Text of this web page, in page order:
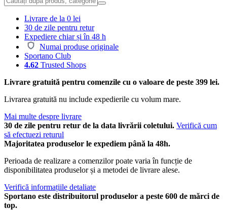
Livrare de la 0 lei
30 de zile pentru retur
Expediere chiar și în 48 h
Numai produse originale
Sportano Club
4.62 Trusted Shops
Livrare gratuită pentru comenzile cu o valoare de peste 399 lei.
Livrarea gratuită nu include expedierile cu volum mare.
Mai multe despre livrare
30 de zile pentru retur de la data livrării coletului. Verifică cum
să efectuezi returul
Majoritatea produselor le expediem până la 48h.
Perioada de realizare a comenzilor poate varia în funcție de
disponibilitatea produselor și a metodei de livrare alese.
Verifică informațiile detaliate
Sportano este distribuitorul produselor a peste 600 de mărci de
top.